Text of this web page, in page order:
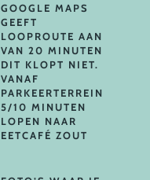
GOOGLE MAPS
GEEFT
LOOPROUTE AAN
VAN 20 MINUTEN
DIT KLOPT NIET.
VANAF
PARKEERTERREIN
5/10 MINUTEN
LOPEN NAAR
EETCAFÉ ZOUT